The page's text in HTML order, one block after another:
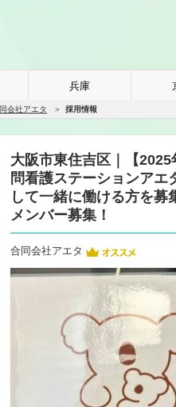
兵庫
会社アエタ 採用情報
大阪市東住吉区｜【
問看護ステーションアエ
して一緒に働ける方を
メンバー募集！
合同会社アエタ